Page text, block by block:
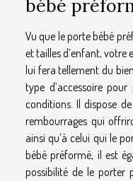
bébé
Vu que le porte bébé
et tailles d’enfant, votre
lui fera tellement du
type d’accessoire
conditions. Il dispose
rembourrages qui
ainsi qu’à celui qui le
bébé préformé, il est
possibilité de le porter